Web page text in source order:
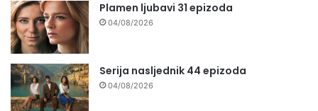
Plamen ljubavi 31 epizoda
04/08/2026
Serija nasljednik 44 epizoda
04/08/2026